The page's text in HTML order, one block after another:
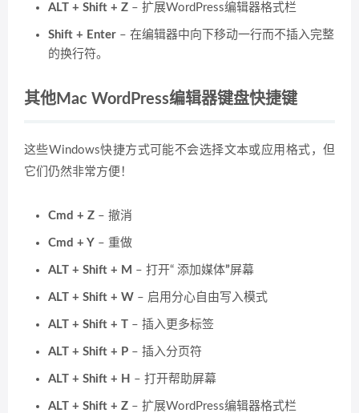
ALT + Shift + Z – 扩展WordPress编辑器格式栏
Shift + Enter – 在编辑器中向下移动一行而不插入完整
的换行符。
其他Mac WordPress编辑器键盘快捷键
这些Windows快捷方式可能不会选择文本或应用格式，但
它们仍然非常方便！
Cmd + Z – 撤消
Cmd + Y – 重做
ALT + Shift + M – 打开“ 添加媒体”屏幕
ALT + Shift + W – 启用分心自由写入模式
ALT + Shift + T – 插入更多标签
ALT + Shift + P – 插入分页符
ALT + Shift + H – 打开帮助屏幕
ALT + Shift + Z – 扩展WordPress编辑器格式栏